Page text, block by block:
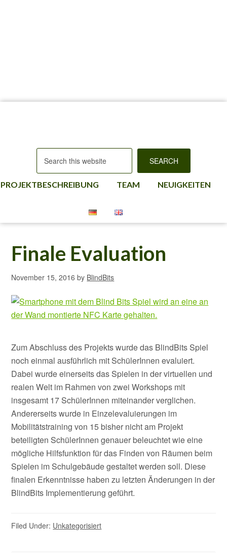
PROJEKTBESCHREIBUNG TEAM NEUIGKEITEN
Finale Evaluation
November 15, 2016 by BlindBits
Zum Abschluss des Projekts wurde das BlindBits Spiel
noch einmal ausführlich mit SchülerInnen evaluiert.
Dabei wurde einerseits das Spielen in der virtuellen und
realen Welt im Rahmen von zwei Workshops mit
insgesamt 17 SchülerInnen miteinander verglichen.
Andererseits wurde in Einzelevaluierungen im
Mobilitätstraining von 15 bisher nicht am Projekt
beteiligten SchülerInnen genauer beleuchtet wie eine
mögliche Hilfsfunktion für das Finden von Räumen beim
Spielen im Schulgebäude gestaltet werden soll. Diese
finalen Erkenntnisse haben zu letzten Änderungen in der
BlindBits Implementierung geführt.
Filed Under: Unkategorisiert